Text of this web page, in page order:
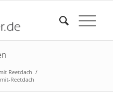
Reetdach /
Reetdach